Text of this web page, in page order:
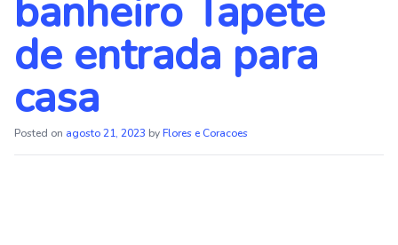
banheiro Tapete
de entrada para
casa
Posted on agosto 21, 2023 byFlores e Coracoes